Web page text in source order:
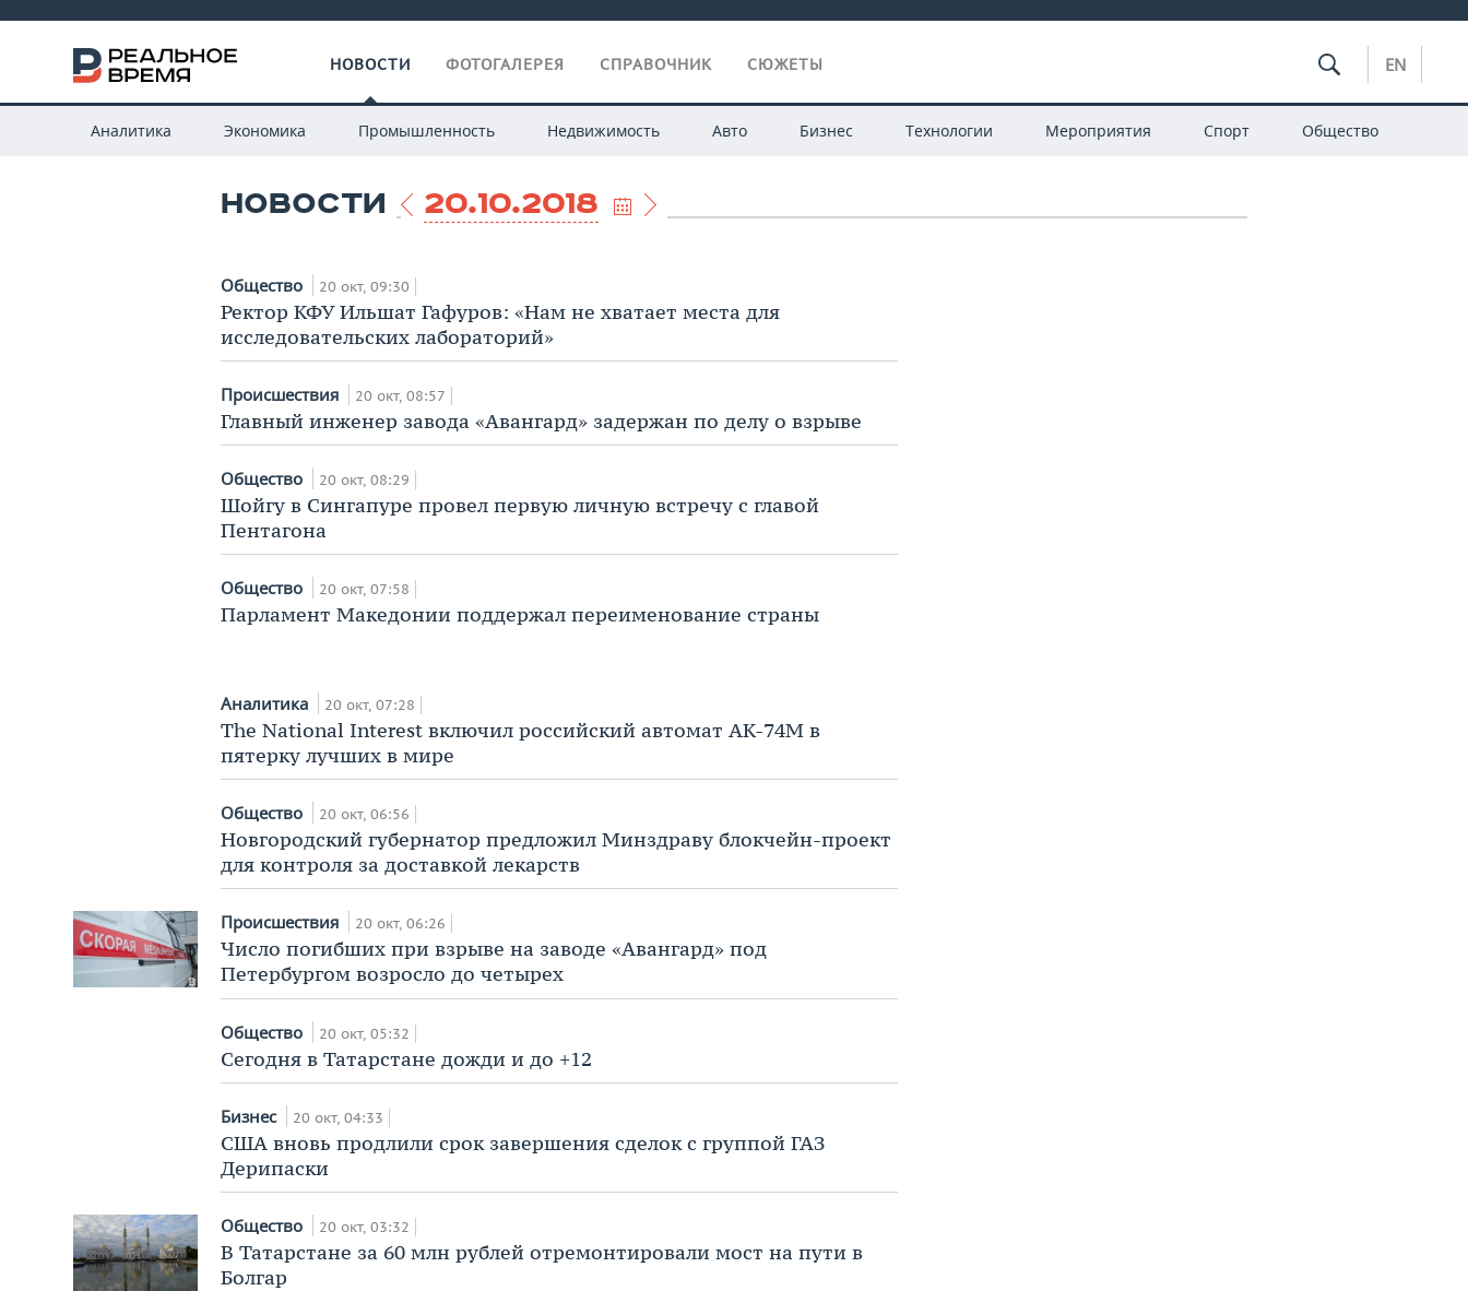
НОВОСТИ ФОТОГАЛЕРЕЯ СПРАВОЧНИК СЮЖЕТЫ EN
Аналитика Экономика Промышленность Недвижимость Авто Бизнес Технологии Мероприятия Спорт Общество
НОВОСТИ 20.10.2018
Общество 20 окт, 09:30
Ректор КФУ Ильшат Гафуров: «Нам не хватает места для
исследовательских лабораторий»
Происшествия 20 окт, 08:57
Главный инженер завода «Авангард» задержан по делу о взрыве
Общество 20 окт, 08:29
Шойгу в Сингапуре провел первую личную встречу с главой
Пентагона
Общество 20 окт, 07:58
Парламент Македонии поддержал переименование страны
Аналитика 20 окт, 07:28
The National Interest включил российский автомат АК-74М в
пятерку лучших в мире
Общество 20 окт, 06:56
Новгородский губернатор предложил Минздраву блокчейн-проект
для контроля за доставкой лекарств
Происшествия 20 окт, 06:26
Число погибших при взрыве на заводе «Авангард» под
Петербургом возросло до четырех
Общество 20 окт, 05:32
Сегодня в Татарстане дожди и до +12
Бизнес 20 окт, 04:33
США вновь продлили срок завершения сделок с группой ГАЗ
Дерипаски
Общество 20 окт, 03:32
В Татарстане за 60 млн рублей отремонтировали мост на пути в
Болгар